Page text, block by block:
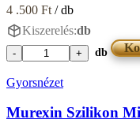
4 .500 Ft / db
Kiszerelés:db
Murexin
Manhattan
db
Gyorsnézet
Murexin Szilikon